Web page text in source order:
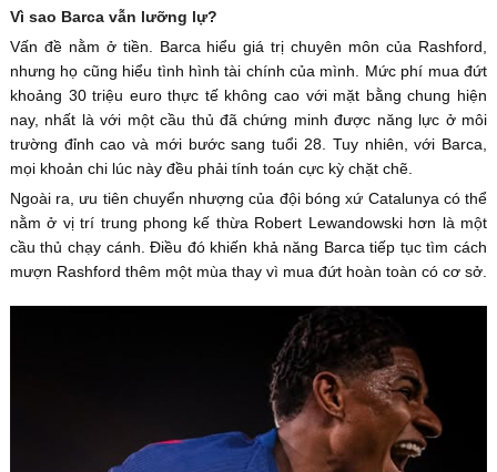
Vì sao Barca vẫn lưỡng lự?
Vấn đề nằm ở tiền. Barca hiểu giá trị chuyên môn của Rashford,
nhưng họ cũng hiểu tình hình tài chính của mình. Mức phí mua đứt
khoảng 30 triệu euro thực tế không cao với mặt bằng chung hiện
nay, nhất là với một cầu thủ đã chứng minh được năng lực ở môi
trường đỉnh cao và mới bước sang tuổi 28. Tuy nhiên, với Barca,
mọi khoản chi lúc này đều phải tính toán cực kỳ chặt chẽ.
Ngoài ra, ưu tiên chuyển nhượng của đội bóng xứ Catalunya có thể
nằm ở vị trí trung phong kế thừa Robert Lewandowski hơn là một
cầu thủ chạy cánh. Điều đó khiến khả năng Barca tiếp tục tìm cách
mượn Rashford thêm một mùa thay vì mua đứt hoàn toàn có cơ sở.